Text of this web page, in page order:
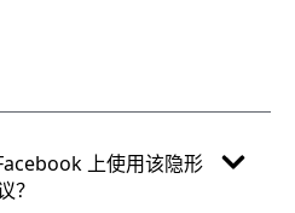
上使用该隐形
？